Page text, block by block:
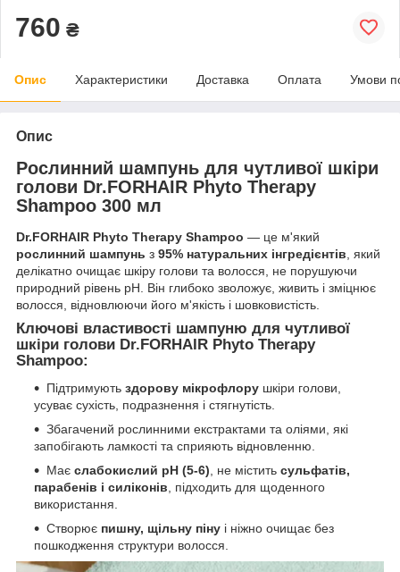
760 ₴
Опис Характеристики Доставка Оплата Умови
Опис
Рослинний шампунь для чутливої шкіри
голови Dr.FORHAIR Phyto Therapy
Shampoo 300 мл
Dr.FORHAIR Phyto Therapy Shampoo — це м'який
рослинний шампунь з 95% натуральних інгредієнтів, який
делікатно очищає шкіру голови та волосся, не порушуючи
природний рівень pH. Він глибоко зволожує, живить і зміцнює
волосся, відновлюючи його м'якість і шовковистість.
Ключові властивості шампуню для чутливої
шкіри голови Dr.FORHAIR Phyto Therapy
Shampoo:
Підтримують здорову мікрофлору шкіри голови,
усуває сухість, подразнення і стягнутість.
Збагачений рослинними екстрактами та оліями, які
запобігають ламкості та сприяють відновленню.
Має слабокислий pH (5-6), не містить сульфатів,
парабенів і силіконів, підходить для щоденного
використання.
Створює пишну, щільну піну і ніжно очищає без
пошкодження структури волосся.